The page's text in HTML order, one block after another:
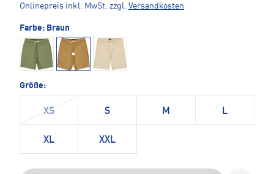
Onlinepreis inkl. MwSt. zzgl. Versandkosten
Farbe: Braun
Größe:
XS S M L
XL XXL